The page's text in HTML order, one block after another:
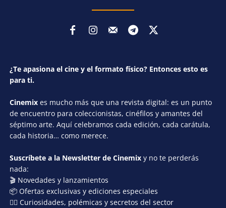
¿Te apasiona el cine y el formato físico? Entonces esto es
para ti.
Cinemix es mucho más que una revista digital: es un punto
de encuentro para coleccionistas, cinéfilos y amantes del
séptimo arte. Aquí celebramos cada edición, cada carátula,
cada historia… como merece.
Suscríbete a la Newsletter de Cinemix y no te perderás
nada:
🎬 Novedades y lanzamientos
📦 Ofertas exclusivas y ediciones especiales
🕵️‍♂️ Curiosidades, polémicas y secretos del sector